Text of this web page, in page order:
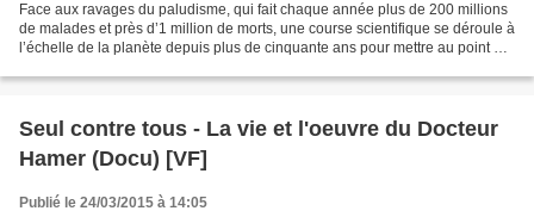
Face aux ravages du paludisme, qui fait chaque année plus de 200 millions
de malades et près d’1 million de morts, une course scientifique se déroule à
l’échelle de la planète depuis plus de cinquante ans pour mettre au point un
Seul contre tous - La vie et l'oeuvre du Docteur
Hamer (Docu) [VF]
Publié le 24/03/2015 à 14:05